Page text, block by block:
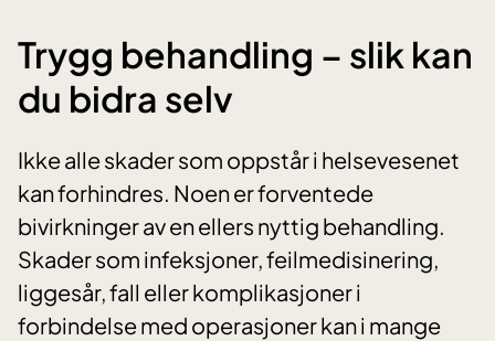
Trygg behandling – slik kan
du bidra selv
Ikke alle skader som oppstår i helsevesenet
kan forhindres. Noen er forventede
bivirkninger av en ellers nyttig behandling.
Skader som infeksjoner, feilmedisinering,
liggesår, fall eller komplikasjoner i
forbindelse med operasjoner kan i mange